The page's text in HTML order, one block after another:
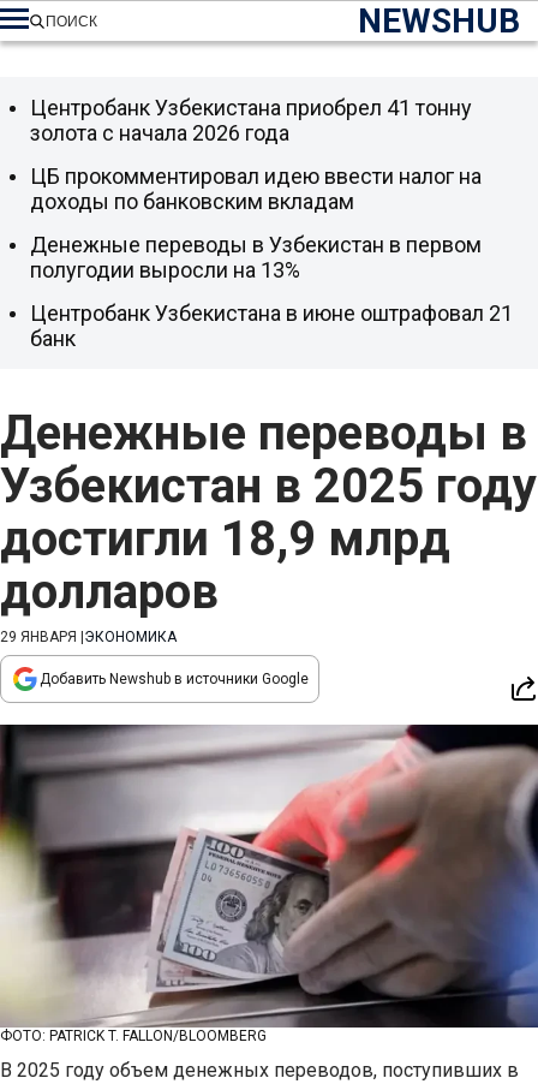
NEWSHUB
ПОИСК
Денежные переводы в
Узбекистан в 2025 году
достигли 18,9 млрд
долларов
29 ЯНВАРЯ ЭКОНОМИКА
Добавить Newshub в источники Google
ФОТО: PATRICK T. FALLON/BLOOMBERG
В 2025 году объем денежных переводов, поступивших в
Центробанк Узбекистана приобрел 41 тонну
золота с начала 2026 года
ЦБ прокомментировал идею ввести налог на
доходы по банковским вкладам
Денежные переводы в Узбекистан в первом
полугодии выросли на 13%
Центробанк Узбекистана в июне оштрафовал 21
банк